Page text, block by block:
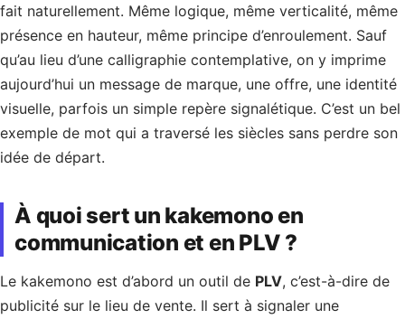
fait naturellement. Même logique, même verticalité, même
présence en hauteur, même principe d’enroulement. Sauf
qu’au lieu d’une calligraphie contemplative, on y imprime
aujourd’hui un message de marque, une offre, une identité
visuelle, parfois un simple repère signalétique. C’est un bel
exemple de mot qui a traversé les siècles sans perdre son
idée de départ.
À quoi sert un kakemono en
communication et en PLV ?
Le kakemono est d’abord un outil de PLV, c’est-à-dire de
publicité sur le lieu de vente. Il sert à signaler une